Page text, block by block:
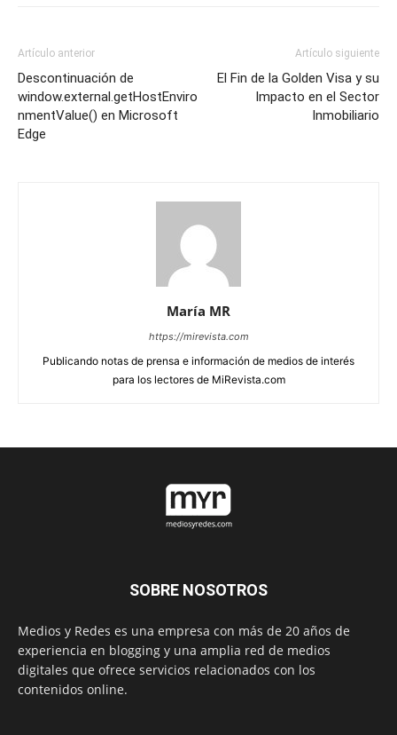
Artículo anterior
Descontinuación de
window.external.getHostEnviro
nmentValue() en Microsoft
Edge
Artículo siguiente
El Fin de la Golden Visa y su
Impacto en el Sector
Inmobiliario
María MR
https://mirevista.com
Publicando notas de prensa e información de medios de interés
para los lectores de MiRevista.com
SOBRE NOSOTROS
Medios y Redes es una empresa con más de 20 años de
experiencia en blogging y una amplia red de medios
digitales que ofrece servicios relacionados con los
contenidos online.